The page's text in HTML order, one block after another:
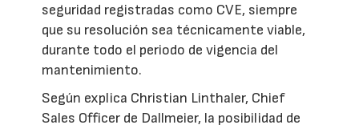
seguridad registradas como CVE, siempre
que su resolución sea técnicamente viable,
durante todo el periodo de vigencia del
mantenimiento.
Según explica Christian Linthaler, Chief
Sales Officer de Dallmeier, la posibilidad de